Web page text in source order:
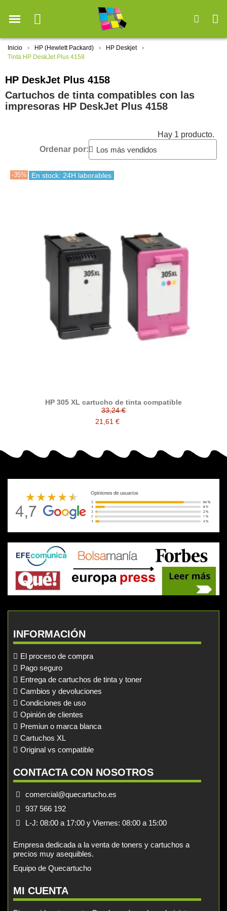
Inicio HP (Hewlett Packard)
HP Deskjet
Tinta HP DeskJet Plus 4158
HP DeskJet Plus 4158
Cartuchos de tinta compatibles con las
impresoras HP DeskJet Plus 4158
Hay 1 producto.
Ordenar por:
-35% En stock: 24H laborables
HP 305 XL cartucho de tinta compatible
33,24 €
21,61 €
INFORMACIÓN
El proceso de compra
Pago seguro
Entrega de cartuchos de tinta y toner
Cambios y devoluciones
Condiciones de uso
Opinión de clientes
Premiun o marca blanca
Cartuchos XL
Original vs compatible
CONTACTA CON NOSOTROS
comercial@quecartucho.es
937 566 192
L-J: 08:00 a 17:00 y Viernes: 08:00 a 15:00
Empresa dedicada a la venta de toners y cartuchos a
precios muy asequibles.
Equipo de Quecartucho
MI CUENTA